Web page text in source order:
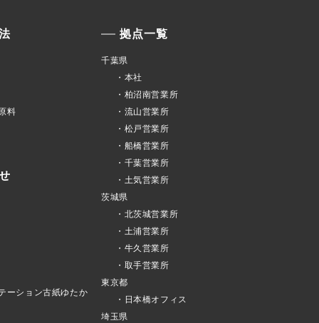
料
ーション古紙ゆたか
拠点一覧
千葉県
・本社
・柏沼南営業所
・流山営業所
・松戸営業所
・船橋営業所
・千葉営業所
・土気営業所
茨城県
・北茨城営業所
・土浦営業所
・牛久営業所
・取手営業所
東京都
・日本橋オフィス
埼玉県